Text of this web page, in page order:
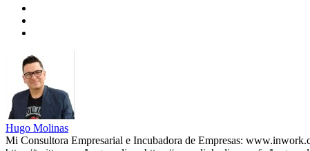
Hugo Molinas
Mi Consultora Empresarial e Incubadora de Empresas: